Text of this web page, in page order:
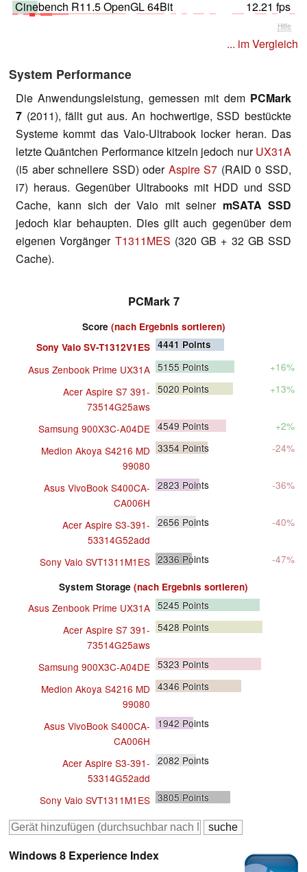
Cinebench R11.5 OpenGL 64Bit
12.21 fps
Hilfe
... im Vergleich
System Performance
Die Anwendungsleistung, gemessen mit dem PCMark
7 (2011), fällt gut aus. An hochwertige, SSD bestückte
Systeme kommt das Vaio-Ultrabook locker heran. Das
letzte Quäntchen Performance kitzeln jedoch nurUX31A
(i5 aber schnellere SSD) oder Aspire S7 (RAID 0 SSD,
i7) heraus. Gegenüber Ultrabooks mit HDD und SSD
Cache, kann sich der Vaio mit seiner mSATA SSD
jedoch klar behaupten. Dies gilt auch gegenüber dem
eigenen Vorgänger T1311MES (320 GB + 32 GB SSD
Cache).
PCMark 7
Score (nach Ergebnis sortieren)
Sony Vaio SV-T1312V1ES 4441 Points
Asus Zenbook Prime UX31A 5155 Points
+16%
Acer Aspire S7 391-
73514G25aws
5020 Points +13%
Samsung 900X3C-A04DE 4549 Points
+2%
Medion Akoya S4216 MD
99080
3354 Points -24%
Asus VivoBook S400CA-
CA006H
2823 Points -36%
Acer Aspire S3-391-
53314G52add
2656 Points -40%
Sony Vaio SVT1311M1ES 2336 Points -47%
System Storage (nach Ergebnis sortieren)
Asus Zenbook Prime UX31A 5245 Points
Acer Aspire S7 391-
73514G25aws
5428 Points
Samsung 900X3C-A04DE 5323 Points
Medion Akoya S4216 MD
99080
4346 Points
Asus VivoBook S400CA-
CA006H
1942 Points
Acer Aspire S3-391-
53314G52add
2082 Points
Sony Vaio SVT1311M1ES 3805 Points
Windows 8 Experience Index